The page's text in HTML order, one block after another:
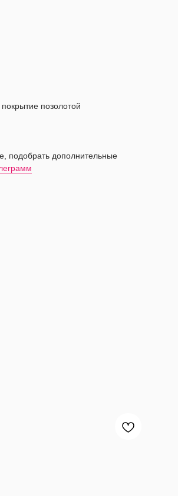
позолотой
подобрать дополнительные